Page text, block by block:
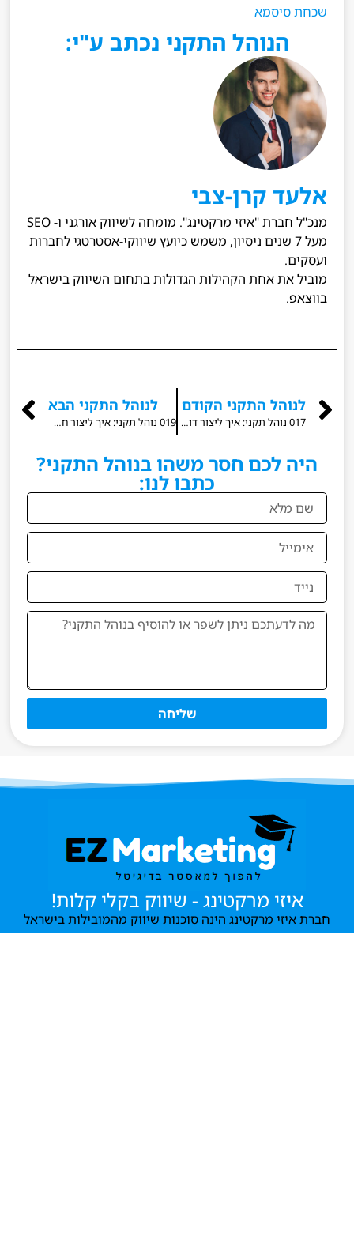
שכחת סיסמא
הנוהל התקני נכתב ע"י:
אלעד קרן-צבי
מנכ"ל חברת "איזי מרקטינג". מומחה לשיווק אורגני ו- SEO
מעל 7 שנים ניסיון, משמש כיועץ שיווקי-אסטרטגי לחברות
ועסקים.
מוביל את אחת הקהילות הגדולות בתחום השיווק בישראל
בווצאפ.
לנוהל התקני הקודם
017 נוהל תקני: איך ליצור דוח מקורות תנועה ב- Google Analytics 4?
לנוהל התקני הבא
019 נוהל תקני: איך ליצור חשבון Facebook Ads באמצעות Business Manager?
היה לכם חסר משהו בנוהל התקני?
כתבו לנו:
שליחה
איזי מרקטינג - שיווק בקלי קלות!​
חברת איזי מרקטינג הינה סוכנות שיווק מהמובילות בישראל
שתעניק לך את היכולת להפוך למאסטר בדיגיטל בקלות